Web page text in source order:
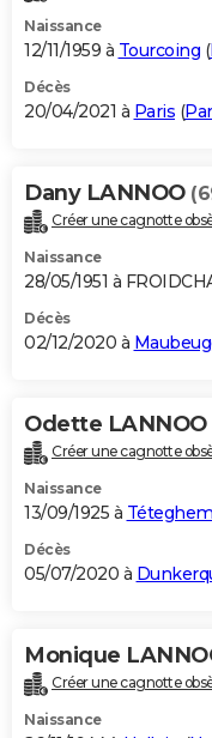
Naissance
12/11/1959 à Tourcoing (
Décès
20/04/2021 à Paris (
Dany LANNOO
Créer une cagnotte
Naissance
28/05/1951 à
Décès
02/12/2020 à
Odette LANNOO
Créer une cagnotte
Naissance
13/09/1925 à
Décès
05/07/2020 à
Monique
Créer une cagnotte
Naissance